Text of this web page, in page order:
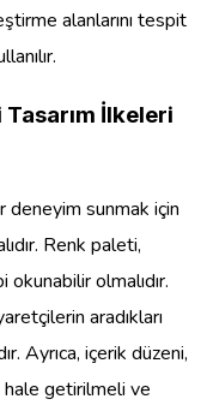
alanlarını tespit
İlkeleri
deneyim sunmak için
Renk paleti,
olmalıdır.
aradıkları
Ayrıca, içerik düzeni,
getirilmeli ve